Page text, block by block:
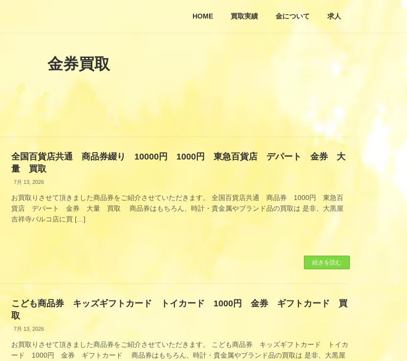
HOME 買取実績 金について 求人
金券買取
全国百貨店共通 商品券綴り 10000円 1000円 東急百貨店 デパート 金券 大
量 買取
7月 13, 2026
お買取りさせて頂きました商品券をご紹介させていただきます。 全国百貨店共通 商品券 1000円 東急百
貨店 デパート 金券 大量 買取 商品券はもちろん、時計・貴金属やブランド品の買取は 是非、大黒屋
吉祥寺パルコ店に買 […]
続きを読む
こども商品券 キッズギフトカード トイカード 1000円 金券 ギフトカード 買
取
7月 13, 2026
お買取りさせて頂きました商品券をご紹介させていただきます。 こども商品券 キッズギフトカード トイカ
ード 1000円 金券 ギフトカード 商品券はもちろん、時計・貴金属やブランド品の買取は 是非、大黒屋